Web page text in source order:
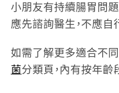
小朋友有持續腸胃問題
應先諮詢醫生，不應自
如需了解更多適合不
菌分類頁，內有按年齡